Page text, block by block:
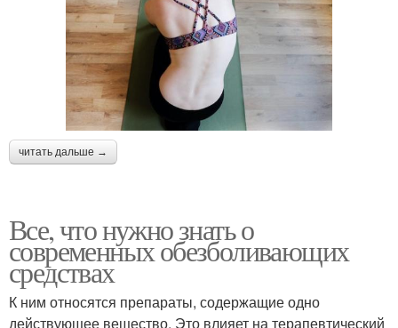
читать дальше →
Все, что нужно знать о
современных обезболивающих
средствах
К ним относятся препараты, содержащие одно
действующее вещество. Это влияет на терапевтический